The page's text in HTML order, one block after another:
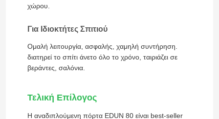
Γύρος εργοστασίων
Επαφή ΗΠΑ
χώρου.
Για Ιδιοκτήτες Σπιτιού
Ομαλή λειτουργία, ασφαλής, χαμηλή συντήρηση.
διατηρεί το σπίτι άνετο όλο το χρόνο, ταιριάζει σε
βεράντες, σαλόνια.
Τελική Επίλογος
Η αναδιπλούμενη πόρτα EDUN 80 είναι best-seller